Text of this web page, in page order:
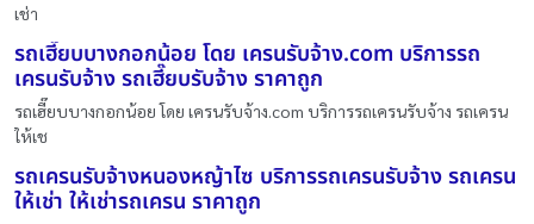
เช่า
รถเฮี๊ยบบางกอกน้อย โดย เครนรับจ้าง.com บริการรถ
เครนรับจ้าง รถเฮี๊ยบรับจ้าง ราคาถูก
รถเฮี๊ยบบางกอกน้อย โดย เครนรับจ้าง.com บริการรถเครนรับจ้าง รถเครน
ให้เช
รถเครนรับจ้างหนองหญ้าไซ บริการรถเครนรับจ้าง รถเครน
ให้เช่า ให้เช่ารถเครน ราคาถูก